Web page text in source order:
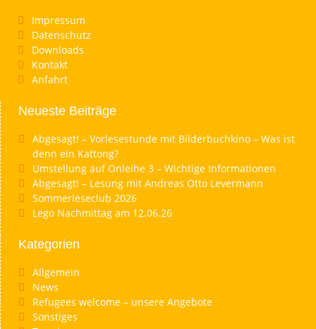
Impressum
Datenschutz
Downloads
Kontakt
Anfahrt
Neueste Beiträge
Abgesagt! – Vorlesestunde mit Bilderbuchkino – Was ist
denn ein Kattong?
Umstellung auf Onleihe 3 – Wichtige Informationen
Abgesagt! – Lesung mit Andreas Otto Levermann
Sommerleseclub 2026
Lego Nachmittag am 12.06.26
Kategorien
Allgemein
News
Refugees welcome – unsere Angebote
Sonstiges